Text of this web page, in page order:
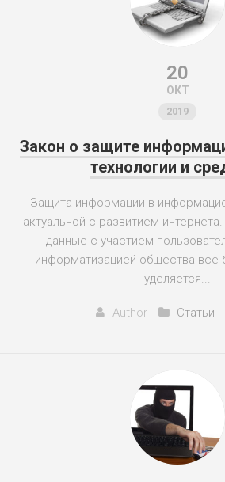
20
ОКТ
2019
Закон о защите
технологии и
Защита информации в
актуальной с развитием
данные с участием
информатизацией общества все
уделяется...
Author Статьи